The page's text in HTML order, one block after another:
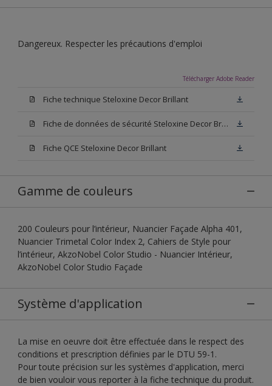
Dangereux. Respecter les précautions d'emploi
Télécharger Adobe Reader
Fiche technique Steloxine Decor Brillant
Fiche de données de sécurité Steloxine Decor Brillant
Fiche QCE Steloxine Decor Brillant
Gamme de couleurs
200 Couleurs pour l’intérieur, Nuancier Façade Alpha 401,
Nuancier Trimetal Color Index 2, Cahiers de Style pour
l’intérieur, AkzoNobel Color Studio - Nuancier Intérieur,
AkzoNobel Color Studio Façade
Système d'application
La mise en oeuvre doit être effectuée dans le respect des
conditions et prescription définies par le DTU 59-1.
Pour toute précision sur les systèmes d'application, merci
de bien vouloir vous reporter à la fiche technique du produit.